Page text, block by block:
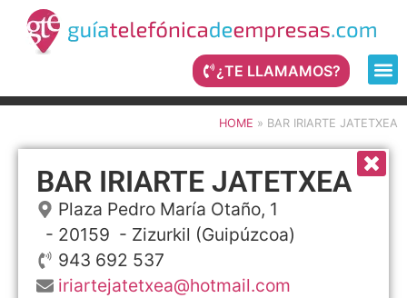
¿TE LLAMAMOS?
HOME » BAR IRIARTE JATETXEA
BAR IRIARTE JATETXEA
Plaza Pedro María Otaño, 1
- 20159 - Zizurkil (Guipúzcoa)
943 692 537
iriartejatetxea@hotmail.com